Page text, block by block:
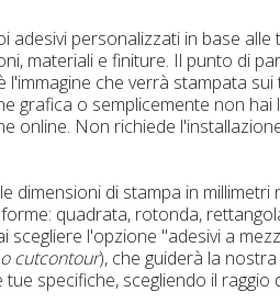
adesivi personalizzati in base
materiali e finiture. Il punto di
l'immagine che verrà stampata
grafica o semplicemente non
online. Non richiede
dimensioni di stampa in
quadrata, rotonda,
scegliere l'opzione "adesivi a
o cutcontour), che guiderà la
specifiche, scegliendo il